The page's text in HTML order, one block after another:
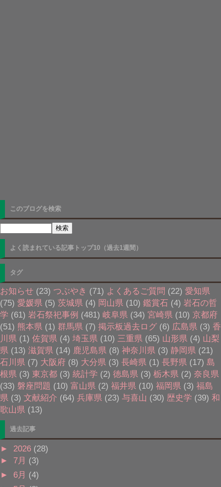
このブログを検索
よく読まれている記事トップ10（過去1週間）
タグ
お知らせ (23) つぶやき (71) よくあるご質問 (22) 愛知県
(75) 愛媛県 (5) 茨城県 (4) 岡山県 (10) 鑑賞石 (4) 岩石の哲
学 (61) 岩石祭祀事例 (481) 岐阜県 (34) 宮崎県 (10) 京都府
(51) 熊本県 (1) 群馬県 (7) 掲示板過去ログ (6) 広島県 (3) 香
川県 (1) 佐賀県 (4) 埼玉県 (10) 三重県 (65) 山形県 (4) 山梨
県 (13) 滋賀県 (14) 鹿児島県 (8) 神奈川県 (3) 静岡県 (21)
石川県 (7) 大阪府 (8) 大分県 (3) 長崎県 (1) 長野県 (17) 島
根県 (3) 東京都 (3) 統計学 (2) 徳島県 (3) 栃木県 (2) 奈良県
(33) 磐座問題 (10) 富山県 (2) 福井県 (10) 福岡県 (3) 福島
県 (3) 文献紹介 (64) 兵庫県 (23) 与喜山 (30) 歴史学 (39) 和
歌山県 (13)
過去記事
► 2026 (28)
► 7月 (3)
► 6月 (4)